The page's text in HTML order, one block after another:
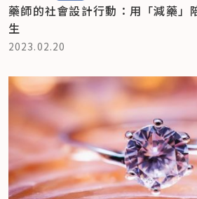
藥師的社會設計行動：用「減藥」
生
2023.02.20